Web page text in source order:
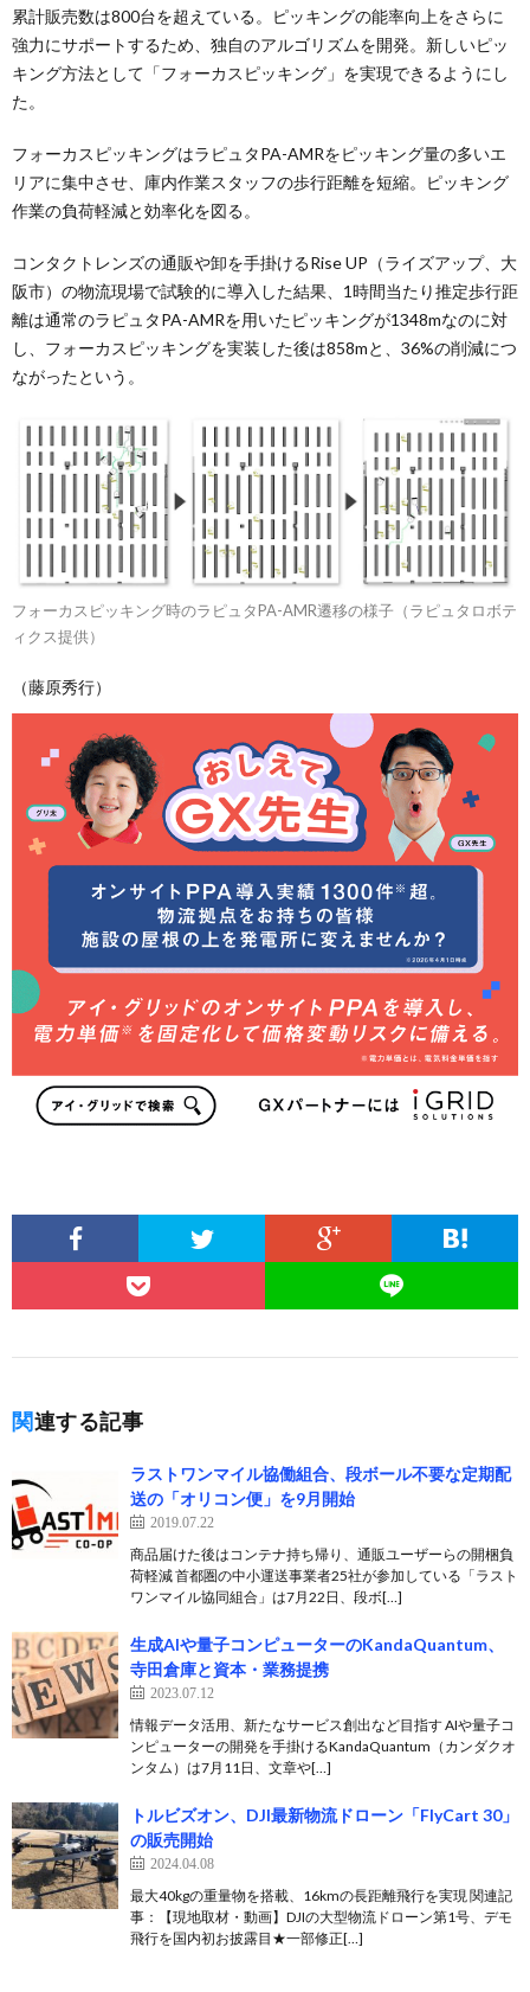
累計販売数は800台を超えている。ピッキングの能率向上をさらに
強力にサポートするため、独自のアルゴリズムを開発。新しいピッ
キング方法として「フォーカスピッキング」を実現できるようにし
た。
フォーカスピッキングはラピュタPA-AMRをピッキング量の多いエ
リアに集中させ、庫内作業スタッフの歩行距離を短縮。ピッキング
作業の負荷軽減と効率化を図る。
コンタクトレンズの通販や卸を手掛けるRise UP（ライズアップ、大
阪市）の物流現場で試験的に導入した結果、1時間当たり推定歩行距
離は通常のラピュタPA-AMRを用いたピッキングが1348mなのに対
し、フォーカスピッキングを実装した後は858mと、36%の削減につ
ながったという。
フォーカスピッキング時のラピュタPA-AMR遷移の様子（ラピュタロボテ
ィクス提供）
（藤原秀行）
関連する記事
ラストワンマイル協働組合、段ボール不要な定期配
送の「オリコン便」を9月開始
2019.07.22
商品届けた後はコンテナ持ち帰り、通販ユーザーらの開梱負
荷軽減 首都圏の中小運送事業者25社が参加している「ラスト
ワンマイル協同組合」は7月22日、段ボ[…]
生成AIや量子コンピューターのKandaQuantum、
寺田倉庫と資本・業務提携
2023.07.12
情報データ活用、新たなサービス創出など目指す AIや量子コ
ンピューターの開発を手掛けるKandaQuantum（カンダクオ
ンタム）は7月11日、文章や[…]
トルビズオン、DJI最新物流ドローン「FlyCart 30」
の販売開始
2024.04.08
最大40kgの重量物を搭載、16kmの長距離飛行を実現 関連記
事：【現地取材・動画】DJIの大型物流ドローン第1号、デモ
飛行を国内初お披露目★一部修正[…]